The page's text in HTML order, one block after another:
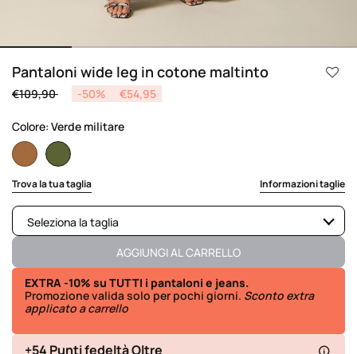
Pantaloni wide leg in cotone maltinto
Price reduced from
€109,90to -50% €54,95
Colore: Verde militare
selected
Trova la tua taglia Informazioni taglie
Seleziona la taglia
Disponibile
AGGIUNGI AL CARRELLO
EXTRA -10% su TUTTI i pantaloni e jeans.
Promozione valida solo per pochi giorni. Sconto extra
applicato a carrello
+54 Punti fedeltà Oltre